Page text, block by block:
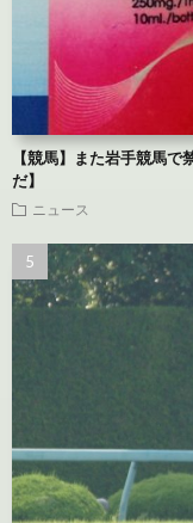
【競馬】また岩手競馬
だ】
ニュース